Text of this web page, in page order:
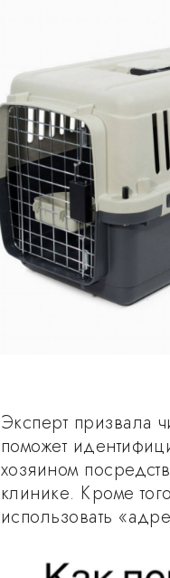
Эксперт призвала
поможет
хозяином
клинике. Кроме
использовать